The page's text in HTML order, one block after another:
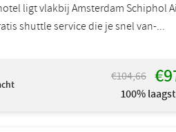
ligt vlakbij Amsterdam Schiphol
shuttle service die je snel van-...
€104,66
100%